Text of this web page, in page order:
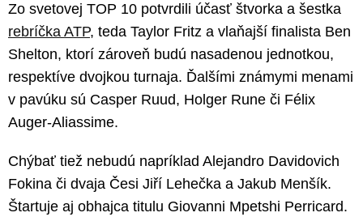
Zo svetovej TOP 10 potvrdili účasť štvorka a šestka
rebríčka ATP, teda Taylor Fritz a vlaňajší finalista Ben
Shelton, ktorí zároveň budú nasadenou jednotkou,
respektíve dvojkou turnaja. Ďalšími známymi menami
v pavúku sú Casper Ruud, Holger Rune či Félix
Auger-Aliassime.
Chýbať tiež nebudú napríklad Alejandro Davidovich
Fokina či dvaja Česi Jiří Lehečka a Jakub Menšík.
Štartuje aj obhajca titulu Giovanni Mpetshi Perricard.